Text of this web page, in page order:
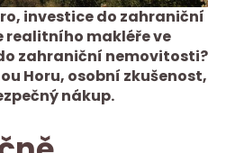
investice do zahraniční
makléře ve
zahraniční nemovitosti?
Horu, osobní zkušenost,
nákup.